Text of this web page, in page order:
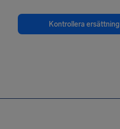
Kontrollera ersättning